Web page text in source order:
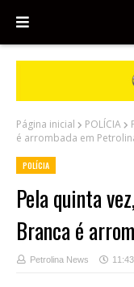
Página inicial POLÍCIA
é arrombada em
POLÍCIA
Pela quinta
Branca é
Petrolina News 11:43